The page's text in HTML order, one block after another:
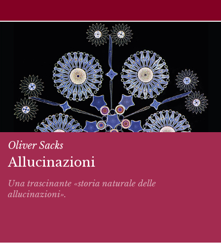
Oliver Sacks
Allucinazioni
Una trascinante «storia naturale delle
allucinazioni».